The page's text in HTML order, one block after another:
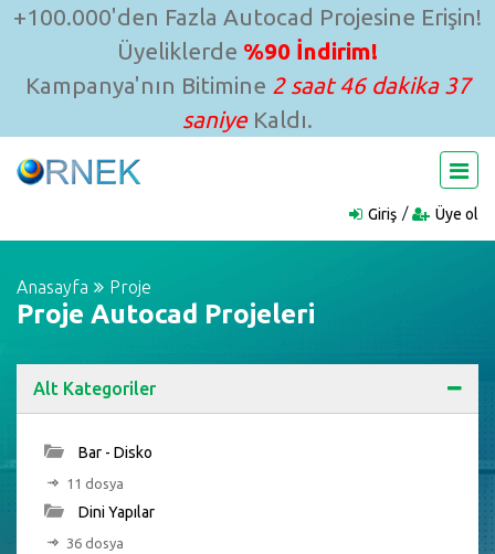
+100.000'den Fazla Autocad Projesine Erişin!
Üyeliklerde %90 İndirim!
Kampanya'nın Bitimine 2 saat 46 dakika 36
saniyeKaldı.
Giriş Üye ol
Anasayfa Proje
Proje Autocad Projeleri
Alt Kategoriler
Bar - Disko
11 dosya
Dini Yapılar
36 dosya